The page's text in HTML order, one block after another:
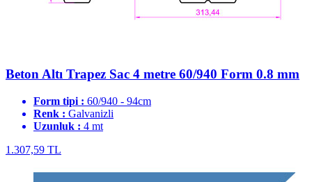
Beton Altı Trapez Sac 4 metre 60/940 Form 0.8 mm
Form tipi : 60/940 - 94cm
Renk : Galvanizli
Uzunluk : 4 mt
1.307,59 TL